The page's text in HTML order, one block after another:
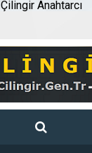
Çilingir Anahtarcı